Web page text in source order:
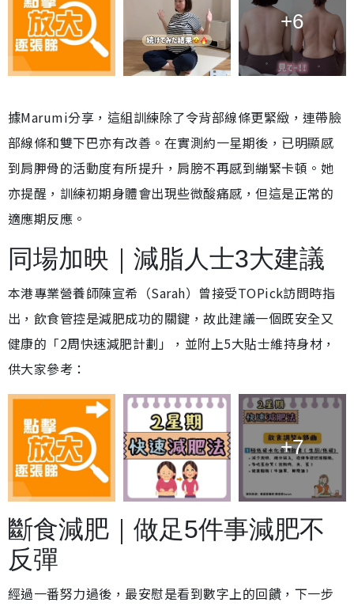
+6
據Marumi分享，這組訓練除了令背部線條更緊緻，連帶臉
部線條和雙下巴亦有改善。在實測約一星期後，已明顯感
到肩胛骨的活動度有所提升，肩膀不再感到繃緊卡頓。她
亦提醒，訓練初期身體會出現些微酸痛感，但這是正常的
適應期反應。
同場加映｜減脂人士3大建議
本港專業營養師陳宣希（Sarah）曾接受TOPick訪問時指
出，飲食管控是減肥成功的關鍵，故此建議一個既安全又
健康的「2周快速減肥計劃」，並附上5大貼士維持身材，
供大家參考：
+7
斷食減肥｜做足5件事減肥不
反彈
經過一番努力過後，最安慰是看到數字上的回饋，下一步